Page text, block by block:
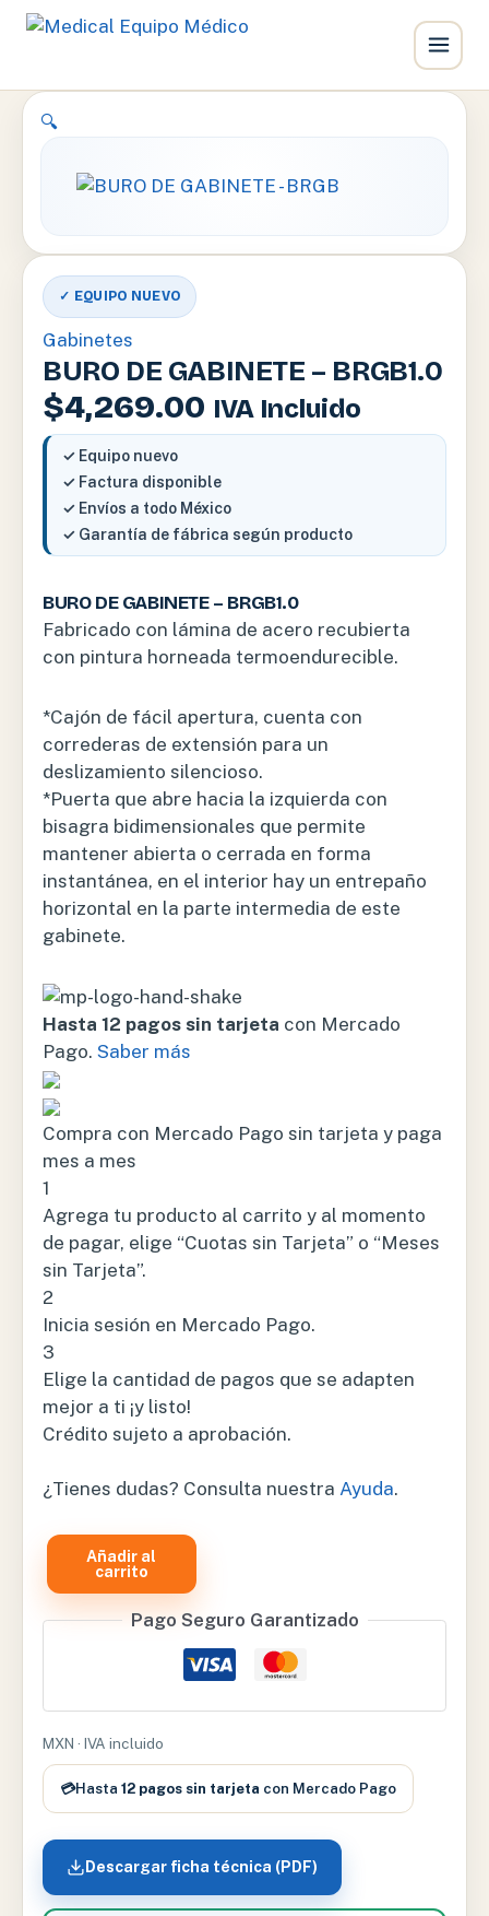
🔍
✓ EQUIPO NUEVO
Gabinetes
BURO DE GABINETE – BRGB1.0
$4,269.00 IVA Incluido
✓ Equipo nuevo
✓ Factura disponible
✓ Envíos a todo México
✓ Garantía de fábrica según producto
BURO DE GABINETE – BRGB1.0
Fabricado con lámina de acero recubierta
con pintura horneada termoendurecible.
*Cajón de fácil apertura, cuenta con
correderas de extensión para un
deslizamiento silencioso.
*Puerta que abre hacia la izquierda con
bisagra bidimensionales que permite
mantener abierta o cerrada en forma
instantánea, en el interior hay un entrepaño
horizontal en la parte intermedia de este
gabinete.
Hasta 12 pagos sin tarjeta con Mercado
Pago. Saber más
Compra con Mercado Pago sin tarjeta y paga
mes a mes
1
Agrega tu producto al carrito y al momento
de pagar, elige “Cuotas sin Tarjeta” o “Meses
sin Tarjeta”.
2
Inicia sesión en Mercado Pago.
3
Elige la cantidad de pagos que se adapten
mejor a ti ¡y listo!
Crédito sujeto a aprobación.
¿Tienes dudas? Consulta nuestra Ayuda.
GABINETE
cantidad
Añadir al
carrito
Pago Seguro Garantizado
MXN · IVA incluido
💳Hasta 12 pagos sin tarjeta con Mercado Pago
Descargar ficha técnica (PDF)